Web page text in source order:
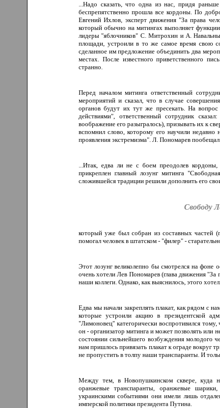
...Надо сказать, что одна из нас, придя
беспрепятственно прошла все кордоны. По
Евгений Ихлов, эксперт движения "За права
который обычно на митингах выполняет
лидеры "яблочников" С. Митрохин и А.
площади, устроили в то же самое время свою
сделанное им предложение объединить два
местах. После известного приветственного
странно.
Перед началом митинга ответственный
мероприятий и сказал, что в случае
органов будут их тут же пресекать. На
действиями", ответственный сотрудник
воображение его разыгралось), призывать их к
вспомнил слово, которому его научили
проявления экстремизма". Л. Пономарев
...Итак, едва ли не с боем преодолев
прикреплен главный лозунг митинга
сложившейся традиции решили дополнить его
Свободу
который уже был собран из составных частей
помогал человек в штатском - "филер" -
Этот лозунг великолепно бы смотрелся на фоне
очень хотели Лев Пономарев (глава движения
наши коллеги. Однако, как выяснилось, этого
Едва мы начали закреплять плакат, как рядом с
которые устроили акцию в президентской
"Лимоновец" категорически воспротивился
он - организатор митинга и может позволять или
состоянии сильнейшего возбуждения молодого
нам пришлось привязать плакат к ограде
не пропустить в толпу наши транспаранты. И
Между тем, в Новопушкинском сквере, куда
оранжевые транспаранты, оранжевые
украинскими событиями они имели лишь
имперской политики президента Путина.